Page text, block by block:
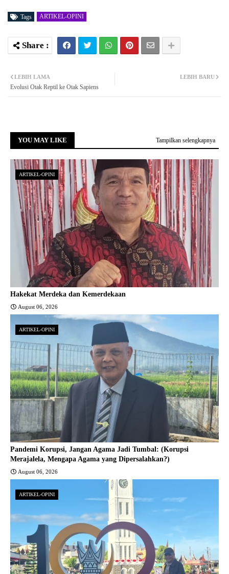
Tags ARTIKEL-OPINI
LEBIH BARU
LEBIH LAMA
Evolusi Otak Reptil ke Otak Sapiens
YOU MAY LIKE Tampilkan selengkapnya
ARTIKEL-OPINI
Hakekat Merdeka dan Kemerdekaan
August 06, 2026
ARTIKEL-OPINI
Pandemi Korupsi, Jangan Agama Jadi Tumbal: (Korupsi
Merajalela, Mengapa Agama yang Dipersalahkan?)
August 06, 2026
ARTIKEL-OPINI